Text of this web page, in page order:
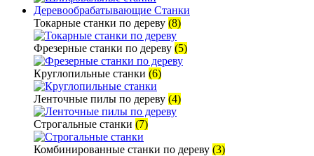
Деревообрабатывающие Станки
Токарные станки по дереву (8)
Фрезерные станки по дереву (5)
Круглопильные станки (6)
Ленточные пилы по дереву (4)
Строгальные станки (7)
Комбинированные станки по дереву (3)